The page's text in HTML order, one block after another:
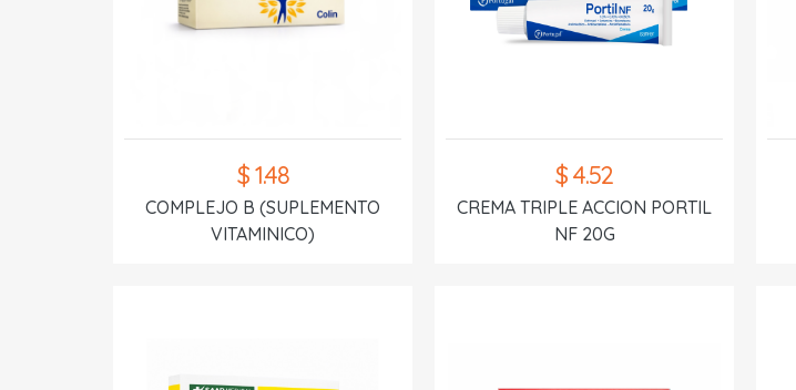
$ 1.48
COMPLEJO B (SUPLEMENTO
VITAMINICO)
$ 4.52
CREMA TRIPLE ACCION PORTIL
NF 20G